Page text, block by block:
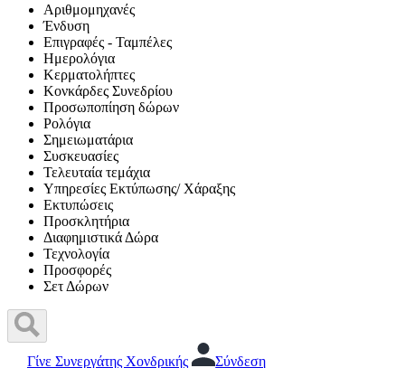
Αριθμομηχανές
Ένδυση
Επιγραφές - Ταμπέλες
Ημερολόγια
Κερματολήπτες
Κονκάρδες Συνεδρίου
Προσωποπίηση δώρων
Ρολόγια
Σημειωματάρια
Συσκευασίες
Τελευταία τεμάχια
Υπηρεσίες Εκτύπωσης/ Χάραξης
Εκτυπώσεις
Προσκλητήρια
Διαφημιστικά Δώρα
Τεχνολογία
Προσφορές
Σετ Δώρων
Γίνε Συνεργάτης Χονδρικής Σύνδεση